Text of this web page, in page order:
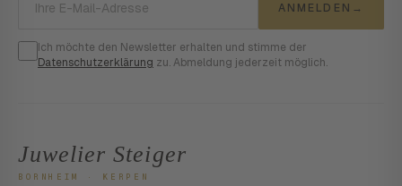
ANMELDEN →
Ich möchte den Newsletter erhalten und stimme der
Datenschutzerklärung zu. Abmeldung jederzeit möglich.
Juwelier Steiger
BORNHEIM · KERPEN